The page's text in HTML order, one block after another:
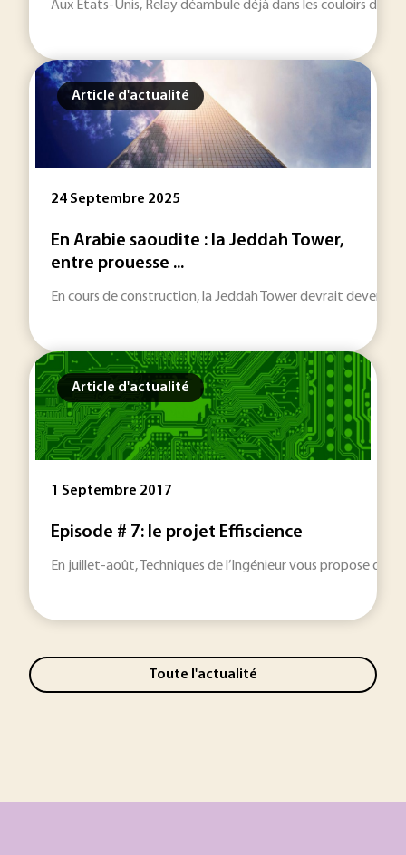
Aux Etats-Unis, Relay déambule déjà dans les couloirs de
Article d'actualité
24 Septembre 2025
En Arabie saoudite : la Jeddah Tower,
entre prouesse ...
En cours de construction, la Jeddah Tower devrait devenir
Article d'actualité
1 Septembre 2017
Episode # 7: le projet Effiscience
En juillet-août, Techniques de l’Ingénieur vous propose de
Toute l'actualité